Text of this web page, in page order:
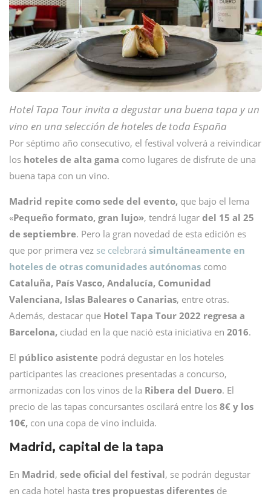
Hotel Tapa Tour invita a degustar una buena tapa y un
vino en una selección de hoteles de toda España
Por séptimo año consecutivo, el festival volverá a reivindicar
los hoteles de alta gama como lugares de disfrute de una
buena tapa con un vino.
Madrid repite como sede del evento, que bajo el lema
«Pequeño formato, gran lujo», tendrá lugar del 15 al 25
de septiembre. Pero la gran novedad de esta edición es
que por primera vez se celebrará simultáneamente en
hoteles de otras comunidades autónomas como
Cataluña, País Vasco, Andalucía, Comunidad
Valenciana, Islas Baleares o Canarias, entre otras.
Además, destacar que Hotel Tapa Tour 2022 regresa a
Barcelona, ciudad en la que nació esta iniciativa en 2016.
El público asistente podrá degustar en los hoteles
participantes las creaciones presentadas a concurso,
armonizadas con los vinos de la Ribera del Duero. El
precio de las tapas concursantes oscilará entre los 8€ y los
10€, con una copa de vino incluida.
Madrid, capital de la tapa
En Madrid, sede oficial del festival, se podrán degustar
en cada hotel hasta tres propuestas diferentes de